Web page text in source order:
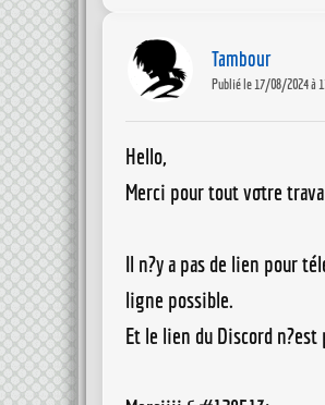
Tambour
Publié le 17/08/2024 à
Hello,
Merci pour tout votre
Il n?y a pas de lien pour
ligne possible.
Et le lien du Discord